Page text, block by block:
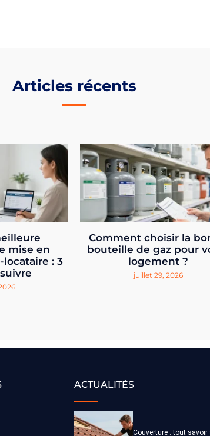
Articles récents
mise en
: 3
Comment choisir la
bouteille de gaz pour
logement ?
juillet 29, 2026
ACTUALITÉS
Couverture : tout savoir